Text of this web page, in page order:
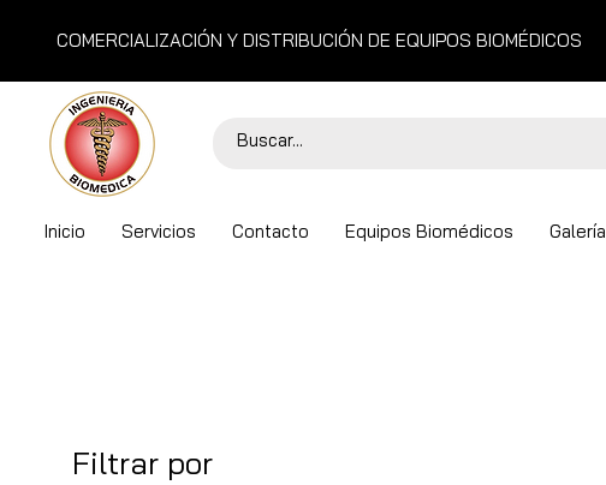
COMERCIALIZACIÓN Y DISTRIBUCIÓN DE EQUIPOS BIOMÉDICOS
Inicio Servicios Contacto Equipos Biomédicos Galería
Filtrar por